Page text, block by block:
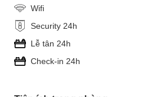
Wifi
Security 24h
Lễ tân 24h
Check-in 24h